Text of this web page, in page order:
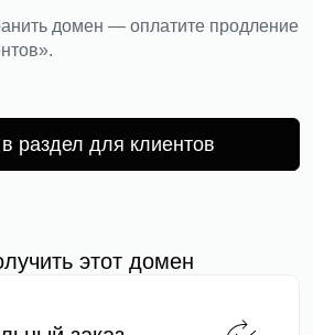
домен — оплатите продление
раздел для клиентов
этот домен